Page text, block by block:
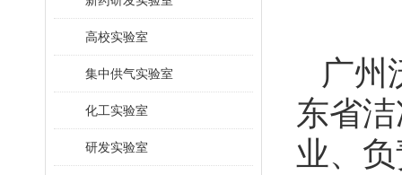
高校实验室
集中供气实验室
化工实验室
研发实验室
广州
东省
业、